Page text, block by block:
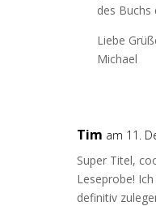
des Buchs
Liebe
Michael
Tim am 11.
Super Titel,
Leseprobe!
definitiv